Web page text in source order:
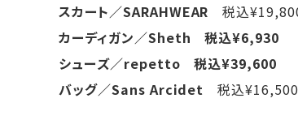
スカート／SARAHWEAR税込
カーディガン／Sheth 税込¥6,930
シューズ／repetto 税込¥39,600
バッグ／Sans Arcidet税込